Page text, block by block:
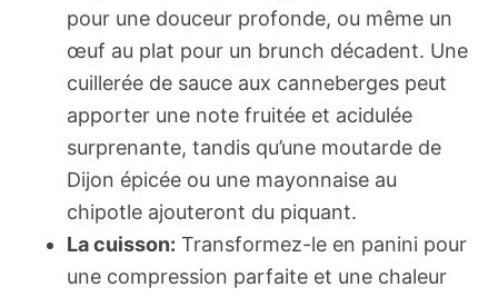
pour une douceur profonde, ou même un
œuf au plat pour un brunch décadent. Une
cuillerée de sauce aux canneberges peut
apporter une note fruitée et acidulée
surprenante, tandis qu’une moutarde de
Dijon épicée ou une mayonnaise au
chipotle ajouteront du piquant.
La cuisson: Transformez-le en panini pour
une compression parfaite et une chaleur